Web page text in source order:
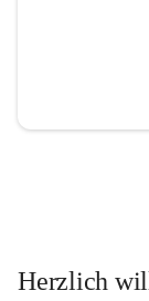
Herzlich